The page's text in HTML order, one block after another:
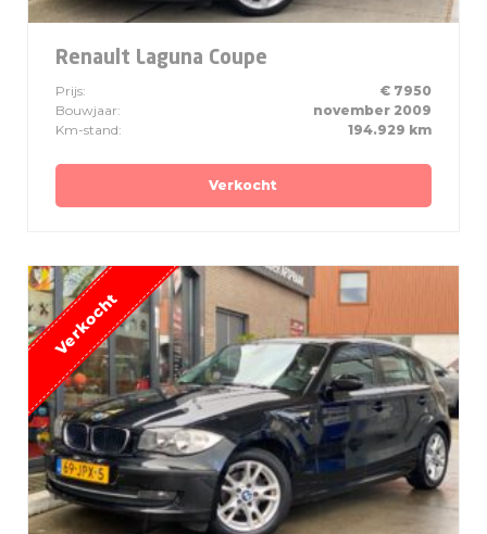
Renault Laguna Coupe
Prijs:
€ 7950
Bouwjaar:
november 2009
Km-stand:
194.929 km
Verkocht